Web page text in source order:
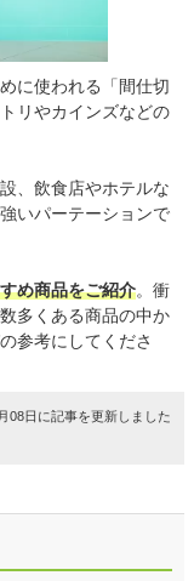
に使われる「間仕切
リやカインズなどの
、飲食店やホテルな
いパーテーションで
め商品をご紹介。衝
多くある商品の中か
参考にしてくださ
08日に記事を更新しました